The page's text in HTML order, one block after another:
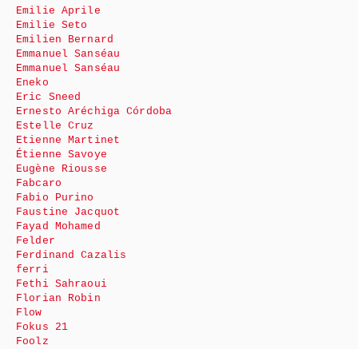
Emilie Aprile
Emilie Seto
Emilien Bernard
Emmanuel Sanséau
Emmanuel Sanséau
Eneko
Eric Sneed
Ernesto Aréchiga Córdoba
Estelle Cruz
Etienne Martinet
Étienne Savoye
Eugène Riousse
Fabcaro
Fabio Purino
Faustine Jacquot
Fayad Mohamed
Felder
Ferdinand Cazalis
ferri
Fethi Sahraoui
Florian Robin
Flow
Fokus 21
Foolz